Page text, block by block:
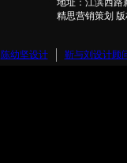
地址：江滨西路
精思营销策划
陈幼坚设计 靳与刘设计顾